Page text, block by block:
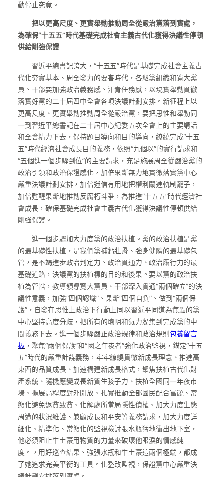
動停止究竟。
把以更高尺度、更實舉動推動周全從嚴治黨落到實處，
為確保“十五五”時代基礎完成社會主義古代化獲得決議性停頓
供給剛強保證
習近平總書記誇大，“十五五”時代是基礎完成社會主義古
代化夯實基本、周全發力的要害時代，各級黨組織和寬大黨
員、干部要加強政治義務感、汗青任務感，以現實舉動貫徹
落實好黨的二十屆四中全會各項決議計劃安排。新征程上以
更高尺度、更實舉動推動周全從嚴治黨，要把思惟和舉動同
一到習近平總書記在二十屆中心紀委五次全會上的主要講話
和全會精力下去，保持題目導向和目的導向，繚繞完成“十五
五”時代經濟社會成長目的義務，依照“九個以”的實行請求和
“五個進一個步驟到位”的主要請求，充足施展周全從嚴治黨的
政治引領和政治保證感化，加倍果斷無力地貫徹落實黨中心
嚴重決議計劃安排，加倍迷信有用地把權利關進軌制籠子，
加倍甦醒果斷地推動反腐朽斗爭，為推進“十五五”時代經濟社
會成長，確保基礎完成社會主義古代化獲得決議性停頓供給
剛強保證。
進一個步驟加大力度黨的政治扶植。黨的政治扶植是黨
的最基礎性扶植，是我們黨補鈣壯骨、強身健體的最基礎包
管，是不竭進步政治判定力、政治貫通力、政治履行力的最
基礎道路，決議黨的扶植標的目的和後果。要以黨的政治扶
植為管轄，教導領導寬大黨員、干部深入貫通“兩個確立”的決
議性意義，加強“四個認識”、果斷“四個自負”、做到“兩個保
護”，自發在思惟上政治下行動上同以習近平同道為焦點的黨
中心堅持高度分歧，把所有的聰明和氣力凝集到完成黨的中
間義務下去。進一個步驟嚴正政治規律和政治規則 包養留言
板 ，聚焦“兩個保護”和“國之年夜者”強化政治監視，錨定“十五
五”時代的嚴重計謀義務，牢牢繚繞貫徹新成長理念、推進高
東西的品質成長、加速構建新成長格式，聚焦扶植古代化財
產系統、隨機應變成長新質生孩子力、扶植全國同一年夜市
場、擴展高程度對外開放、扎實推動全部國民配合富饒、常
態化避免返貧致貧、化解處所當局隱性債權、加大力度生態
周遭的狀況維護、兼顧成長和平安等義務請求，加大力度詳
細化、精準化、常態化的監視檢討張水瓶猛地衝出地下室，
他必須阻止牛土豪用物質的力量來破壞他眼淚的情感純
度。，用好巡查結果、強張水瓶和牛土豪這兩個極端，都成
了她追求完美平衡的工具。化整改監視，保證黨中心嚴重決